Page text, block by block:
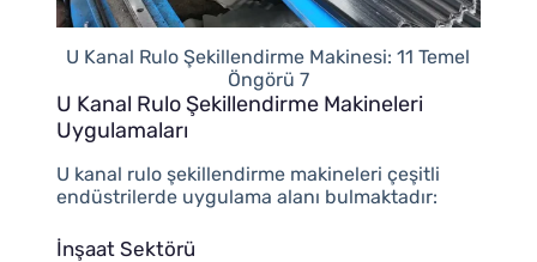
U Kanal Rulo Şekillendirme Makinesi: 11 Temel
Öngörü 7
U Kanal Rulo Şekillendirme Makineleri
Uygulamaları
U kanal rulo şekillendirme makineleri çeşitli
endüstrilerde uygulama alanı bulmaktadır:
İnşaat Sektörü